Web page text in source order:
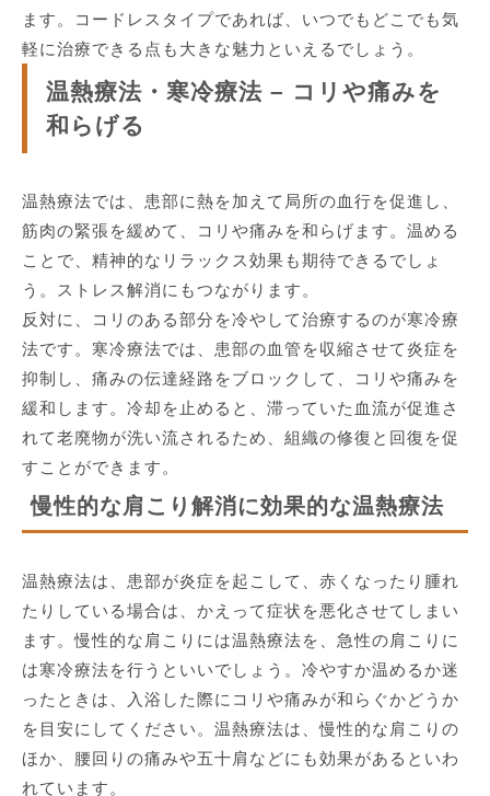
ます。コードレスタイプであれば、いつでもどこでも気
軽に治療できる点も大きな魅力といえるでしょう。
温熱療法・寒冷療法 – コリや痛みを
和らげる
温熱療法では、患部に熱を加えて局所の血行を促進し、
筋肉の緊張を緩めて、コリや痛みを和らげます。温める
ことで、精神的なリラックス効果も期待できるでしょ
う。ストレス解消にもつながります。
反対に、コリのある部分を冷やして治療するのが寒冷療
法です。寒冷療法では、患部の血管を収縮させて炎症を
抑制し、痛みの伝達経路をブロックして、コリや痛みを
緩和します。冷却を止めると、滞っていた血流が促進さ
れて老廃物が洗い流されるため、組織の修復と回復を促
すことができます。
慢性的な肩こり解消に効果的な温熱療法
温熱療法は、患部が炎症を起こして、赤くなったり腫れ
たりしている場合は、かえって症状を悪化させてしまい
ます。慢性的な肩こりには温熱療法を、急性の肩こりに
は寒冷療法を行うといいでしょう。冷やすか温めるか迷
ったときは、入浴した際にコリや痛みが和らぐかどうか
を目安にしてください。温熱療法は、慢性的な肩こりの
ほか、腰回りの痛みや五十肩などにも効果があるといわ
れています。